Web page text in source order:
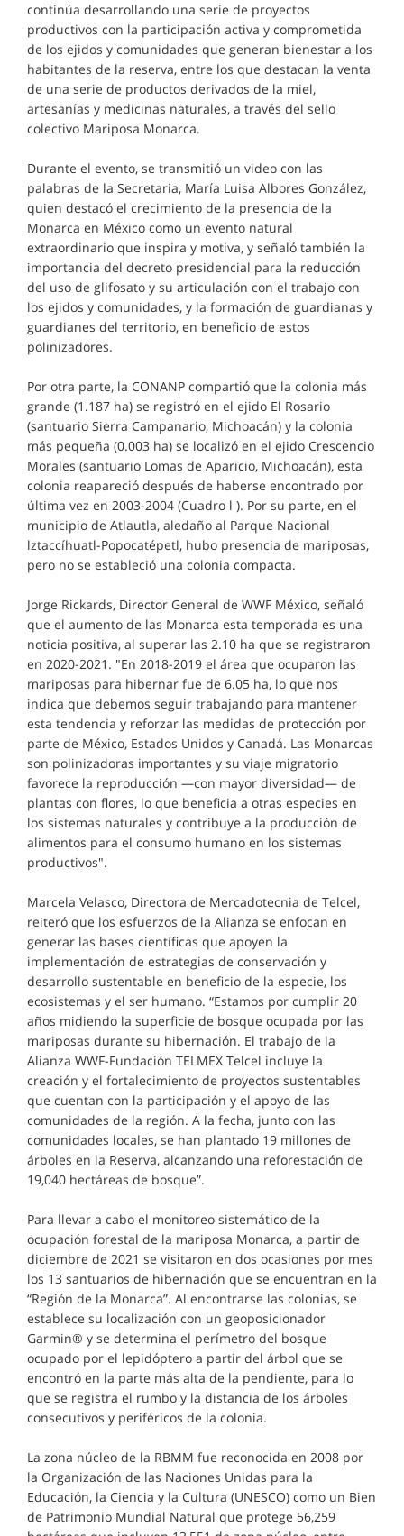
continúa desarrollando una serie de proyectos
productivos con la participación activa y comprometida
de los ejidos y comunidades que generan bienestar a los
habitantes de la reserva, entre los que destacan la venta
de una serie de productos derivados de la miel,
artesanías y medicinas naturales, a través del sello
colectivo Mariposa Monarca.
Durante el evento, se transmitió un video con las
palabras de la Secretaria, María Luisa Albores González,
quien destacó el crecimiento de la presencia de la
Monarca en México como un evento natural
extraordinario que inspira y motiva, y señaló también la
importancia del decreto presidencial para la reducción
del uso de glifosato y su articulación con el trabajo con
los ejidos y comunidades, y la formación de guardianas y
guardianes del territorio, en beneficio de estos
polinizadores.
Por otra parte, la CONANP compartió que la colonia más
grande (1.187 ha) se registró en el ejido El Rosario
(santuario Sierra Campanario, Michoacán) y la colonia
más pequeña (0.003 ha) se localizó en el ejido Crescencio
Morales (santuario Lomas de Aparicio, Michoacán), esta
colonia reapareció después de haberse encontrado por
última vez en 2003-2004 (Cuadro l ). Por su parte, en el
municipio de Atlautla, aledaño al Parque Nacional
lztaccíhuatl-Popocatépetl, hubo presencia de mariposas,
pero no se estableció una colonia compacta.
Jorge Rickards, Director General de WWF México, señaló
que el aumento de las Monarca esta temporada es una
noticia positiva, al superar las 2.10 ha que se registraron
en 2020-2021. "En 2018-2019 el área que ocuparon las
mariposas para hibernar fue de 6.05 ha, lo que nos
indica que debemos seguir trabajando para mantener
esta tendencia y reforzar las medidas de protección por
parte de México, Estados Unidos y Canadá. Las Monarcas
son polinizadoras importantes y su viaje migratorio
favorece la reproducción —con mayor diversidad— de
plantas con flores, lo que beneficia a otras especies en
los sistemas naturales y contribuye a la producción de
alimentos para el consumo humano en los sistemas
productivos".
Marcela Velasco, Directora de Mercadotecnia de Telcel,
reiteró que los esfuerzos de la Alianza se enfocan en
generar las bases científicas que apoyen la
implementación de estrategias de conservación y
desarrollo sustentable en beneficio de la especie, los
ecosistemas y el ser humano. “Estamos por cumplir 20
años midiendo la superficie de bosque ocupada por las
mariposas durante su hibernación. El trabajo de la
Alianza WWF-Fundación TELMEX Telcel incluye la
creación y el fortalecimiento de proyectos sustentables
que cuentan con la participación y el apoyo de las
comunidades de la región. A la fecha, junto con las
comunidades locales, se han plantado 19 millones de
árboles en la Reserva, alcanzando una reforestación de
19,040 hectáreas de bosque”.
Para llevar a cabo el monitoreo sistemático de la
ocupación forestal de la mariposa Monarca, a partir de
diciembre de 2021 se visitaron en dos ocasiones por mes
los 13 santuarios de hibernación que se encuentran en la
“Región de la Monarca”. Al encontrarse las colonias, se
establece su localización con un geoposicionador
Garmin® y se determina el perímetro del bosque
ocupado por el lepidóptero a partir del árbol que se
encontró en la parte más alta de la pendiente, para lo
que se registra el rumbo y la distancia de los árboles
consecutivos y periféricos de la colonia.
La zona núcleo de la RBMM fue reconocida en 2008 por
la Organización de las Naciones Unidas para la
Educación, la Ciencia y la Cultura (UNESCO) como un Bien
de Patrimonio Mundial Natural que protege 56,259